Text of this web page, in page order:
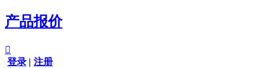
产品报价

登录 | 注册